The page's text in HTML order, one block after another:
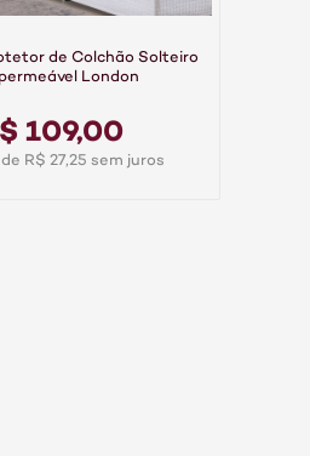
de Colchão Solteiro
London
109,00
R$ 27,25 sem juros